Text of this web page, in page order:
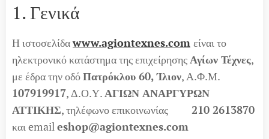
1. Γενικά
Η ιστοσελίδαwww.agiontexnes.com είναι το
ηλεκτρονικό κατάστημα της επιχείρησηςΑγίων Τέχνες,
με έδρα την οδόΠατρόκλου 60, Ίλιον, Α.Φ.Μ.
107919917, Δ.Ο.Υ.ΑΓΙΩΝ ΑΝΑΡΓΥΡΩΝ
ΑΤΤΙΚΗΣ, τηλέφωνο επικοινωνίας
210 2613870
και emaileshop@agiontexnes.com